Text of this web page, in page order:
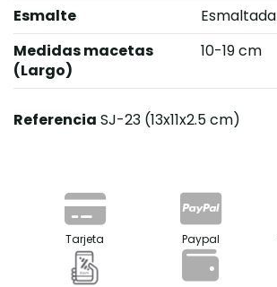
Esmalte
Esmaltada
Medidas macetas
(Largo)
10-19 cm
Referencia SJ-23 (13x11x2.5 cm)
Tarjeta Paypal